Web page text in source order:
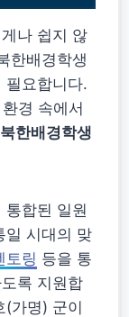
나 쉽지 않
한배경학생
필요합니다.
경 속에서
북한배경학생
통합된 일원
일 시대의 맞
토링 등을 통
록 지원합
(가명) 군이